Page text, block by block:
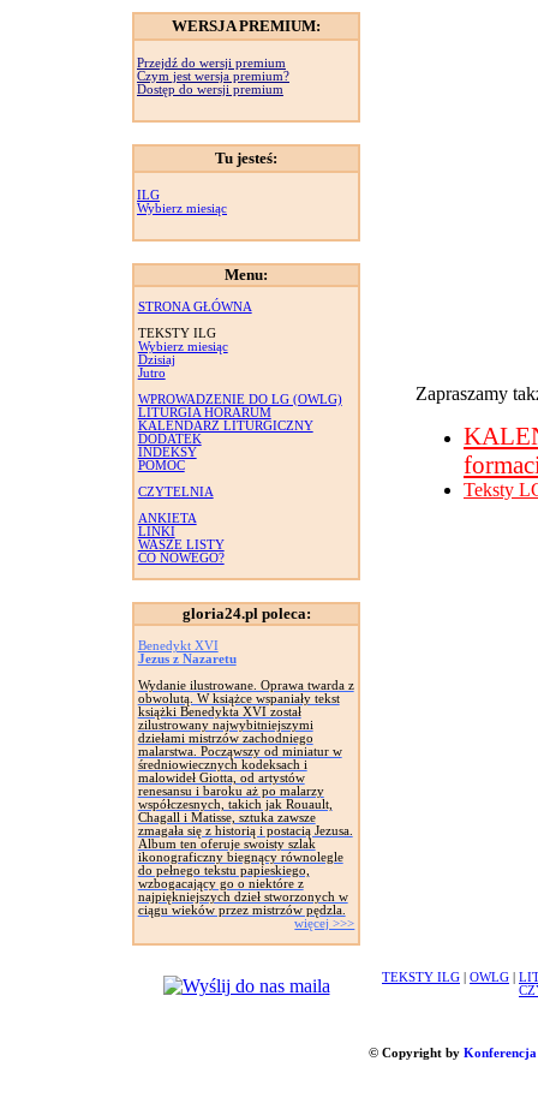
WERSJA PREMIUM:
Przejdź do wersji premium
Czym jest wersja premium?
Dostęp do wersji premium
Tu jesteś:
ILG
Wybierz miesiąc
Menu:
STRONA GŁÓWNA
TEKSTY ILG
Wybierz miesiąc
Dzisiaj
Jutro
WPROWADZENIE DO LG (OWLG)
LITURGIA HORARUM
KALENDARZ LITURGICZNY
DODATEK
INDEKSY
POMOC
CZYTELNIA
ANKIETA
LINKI
WASZE LISTY
CO NOWEGO?
gloria24.pl poleca:
Benedykt XVI
Jezus z Nazaretu
Wydanie ilustrowane. Oprawa twarda z
obwolutą. W książce wspaniały tekst
książki Benedykta XVI został
zilustrowany najwybitniejszymi
dziełami mistrzów zachodniego
malarstwa. Począwszy od miniatur w
średniowiecznych kodeksach i
malowideł Giotta, od artystów
renesansu i baroku aż po malarzy
współczesnych, takich jak Rouault,
Chagall i Matisse, sztuka zawsze
zmagała się z historią i postacią Jezusa.
Album ten oferuje swoisty szlak
ikonograficzny biegnący równolegle
do pełnego tekstu papieskiego,
wzbogacający go o niektóre z
najpiękniejszych dzieł stworzonych w
ciągu wieków przez mistrzów pędzla.
więcej >>>
Zapraszamy
Teksty
TEKSTY ILG OWLG
© Copyright by Konferencja